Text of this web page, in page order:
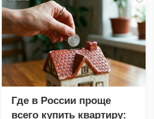
Где в России проще
всего купить квартиру: